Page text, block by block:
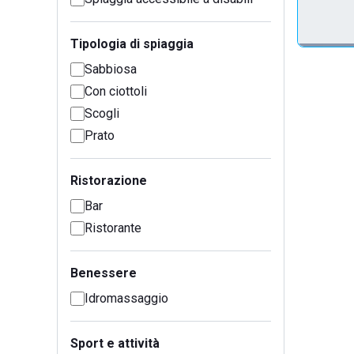
Tipologia di spiaggia
Sabbiosa
Con ciottoli
Scogli
Prato
Ristorazione
Bar
Ristorante
Benessere
Idromassaggio
Sport e attività